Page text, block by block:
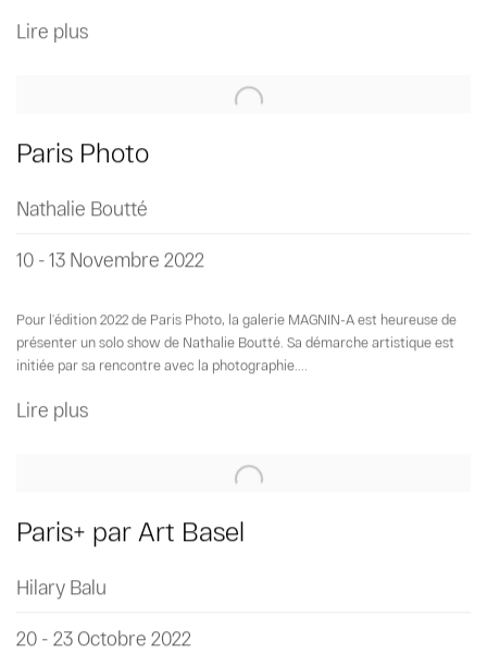
Lire plus
Paris Photo
Nathalie Boutté
10 - 13 Novembre 2022
Pour l’édition 2022 de Paris Photo, la galerie MAGNIN-A est heureuse de
présenter un solo show de Nathalie Boutté. Sa démarche artistique est
initiée par sa rencontre avec la photographie....
Lire plus
Paris+ par Art Basel
Hilary Balu
20 - 23 Octobre 2022